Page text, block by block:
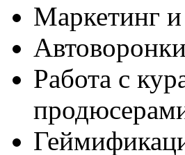
Маркетинг
Работа с